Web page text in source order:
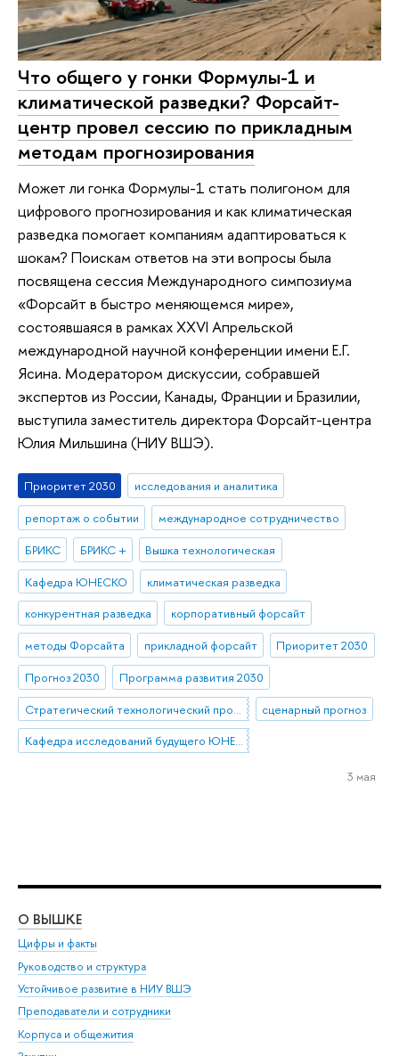
Что общего у гонки Формулы-1 и
климатической разведки? Форсайт-
центр провел сессию по прикладным
методам прогнозирования
Может ли гонка Формулы-1 стать полигоном для
цифрового прогнозирования и как климатическая
разведка помогает компаниям адаптироваться к
шокам? Поискам ответов на эти вопросы была
посвящена сессия Международного симпозиума
«Форсайт в быстро меняющемся мире»,
состоявшаяся в рамках XXVI Апрельской
международной научной конференции имени Е.Г.
Ясина. Модератором дискуссии, собравшей
экспертов из России, Канады, Франции и Бразилии,
выступила заместитель директора Форсайт-центра
Юлия Мильшина (НИУ ВШЭ).
Приоритет 2030
исследования и аналитика
репортаж о событии
международное сотрудничество
БРИКС
БРИКС +
Вышка технологическая
Кафедра ЮНЕСКО
климатическая разведка
конкурентная разведка
корпоративный форсайт
методы Форсайта
прикладной форсайт
Приоритет 2030
Прогноз 2030
Программа развития 2030
сценарный прогноз
Кафедра исследований будущего ЮНЕСКО
3 мая
О ВЫШКЕ
Цифры и факты
Руководство и структура
Устойчивое развитие в НИУ ВШЭ
Преподаватели и сотрудники
Корпуса и общежития